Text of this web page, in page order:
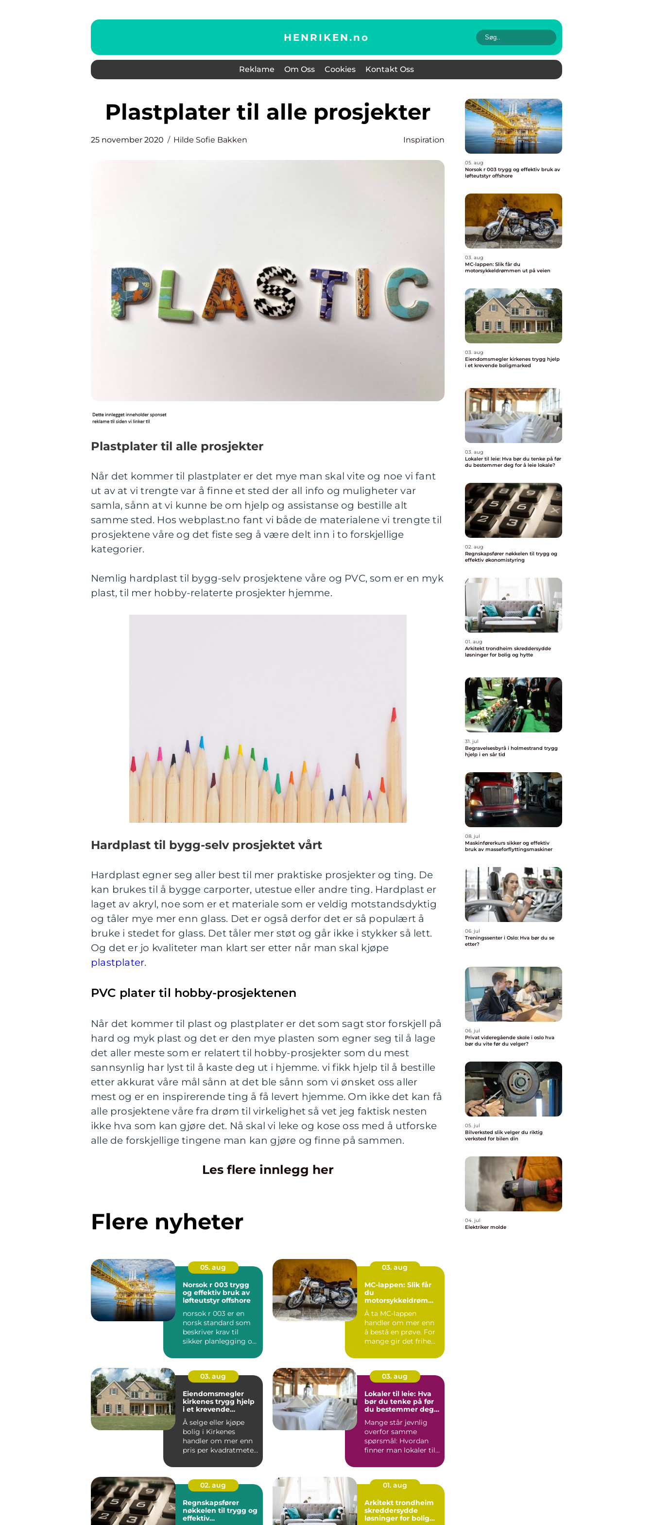
HENRIKEN.no
Reklame Om Oss Cookies Kontakt Oss
Plastplater til alle prosjekter
25 november 2020 Hilde Sofie Bakken Inspiration
Plastplater til alle prosjekter
Når det kommer til plastplater er det mye man skal vite og noe vi fant
ut av at vi trengte var å finne et sted der all info og muligheter var
samla, sånn at vi kunne be om hjelp og assistanse og bestille alt
samme sted. Hos webplast.no fant vi både de materialene vi trengte til
prosjektene våre og det fiste seg å være delt inn i to forskjellige
kategorier.
Nemlig hardplast til bygg-selv prosjektene våre og PVC, som er en myk
plast, til mer hobby-relaterte prosjekter hjemme.
Hardplast til bygg-selv prosjektet vårt
Hardplast egner seg aller best til mer praktiske prosjekter og ting. De
kan brukes til å bygge carporter, utestue eller andre ting. Hardplast er
laget av akryl, noe som er et materiale som er veldig motstandsdyktig
og tåler mye mer enn glass. Det er også derfor det er så populært å
bruke i stedet for glass. Det tåler mer støt og går ikke i stykker så lett.
Og det er jo kvaliteter man klart ser etter når man skal kjøpe
plastplater.
PVC plater til hobby-prosjektenen
Når det kommer til plast og plastplater er det som sagt stor forskjell på
hard og myk plast og det er den mye plasten som egner seg til å lage
det aller meste som er relatert til hobby-prosjekter som du mest
sannsynlig har lyst til å kaste deg ut i hjemme. vi fikk hjelp til å bestille
etter akkurat våre mål sånn at det ble sånn som vi ønsket oss aller
mest og er en inspirerende ting å få levert hjemme. Om ikke det kan få
alle prosjektene våre fra drøm til virkelighet så vet jeg faktisk nesten
ikke hva som kan gjøre det. Nå skal vi leke og kose oss med å utforske
alle de forskjellige tingene man kan gjøre og finne på sammen.
Les flere innlegg her
Flere nyheter
05. aug
Norsok r 003 trygg
og effektiv bruk av
løfteutstyr offshore
norsok r 003 er en
norsk standard som
beskriver krav til
sikker planlegging og
løft...
03. aug
MC-lappen: Slik får
du
motorsykkeldrømme
n ut på veien
Å ta MC-lappen
handler om mer enn
å bestå en prøve. For
mange gir det frihe...
03. aug
Eiendomsmegler
kirkenes trygg hjelp
i et krevende
boligmarked
Å selge eller kjøpe
bolig i Kirkenes
handler om mer enn
pris per kvadratmeter.
nærings...
03. aug
Lokaler til leie: Hva
bør du tenke på før
du bestemmer deg
Mange står jevnlig
overfor samme
spørsmål: Hvordan
finner man lokaler til
02. aug
Regnskapsfører
nøkkelen til trygg og
effektiv
01. aug
Arkitekt trondheim
skreddersydde
løsninger for bolig
05. aug
Norsok r 003 trygg og effektiv bruk av
løfteutstyr offshore
03. aug
MC-lappen: Slik får du
motorsykkeldrømmen ut på veien
03. aug
Eiendomsmegler kirkenes trygg hjelp
i et krevende boligmarked
03. aug
Lokaler til leie: Hva bør du tenke på før
du bestemmer deg for å leie lokale?
02. aug
Regnskapsfører nøkkelen til trygg og
effektiv økonomistyring
01. aug
Arkitekt trondheim skreddersydde
løsninger for bolig og hytte
31. jul
Begravelsesbyrå i holmestrand trygg
hjelp i en sår tid
08. jul
Maskinførerkurs sikker og effektiv
bruk av masseforflyttingsmaskiner
06. jul
Treningssenter i Oslo: Hva bør du se
etter?
06. jul
Privat videregående skole i oslo hva
bør du vite før du velger?
05. jul
Bilverksted slik velger du riktig
verksted for bilen din
04. jul
Elektriker molde